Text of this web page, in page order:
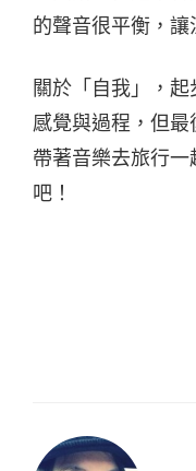
的聲音很平衡，讓
關於「自我」，
感覺與過程，但
帶著音樂去旅行
吧！